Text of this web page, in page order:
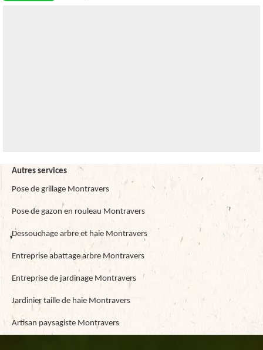
Autres services
Pose de grillage Montravers
Pose de gazon en rouleau Montravers
Dessouchage arbre et haie Montravers
Entreprise abattage arbre Montravers
Entreprise de jardinage Montravers
Jardinier taille de haie Montravers
Artisan paysagiste Montravers